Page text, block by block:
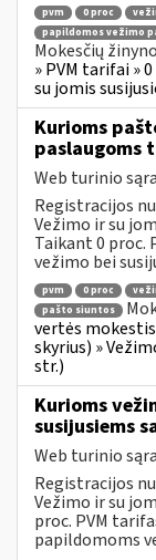
pvm 0 proc
papildomos vežimo
Mokesčių
» PVM tarifai »
su jomis
Kurioms
paslaugoms
Web turinio
Registracijos
Vežimo ir su
Taikant 0 proc.
vežimo bei
pvm 0 proc
pašto siuntos
vertės mokestis
skyrius) »
str.)
Kurioms
susijusiems
Web turinio
Registracijos
Vežimo ir su
proc. PVM
papildomoms